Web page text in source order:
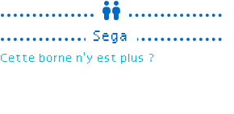
Sega
Cette borne n'y est plus ?